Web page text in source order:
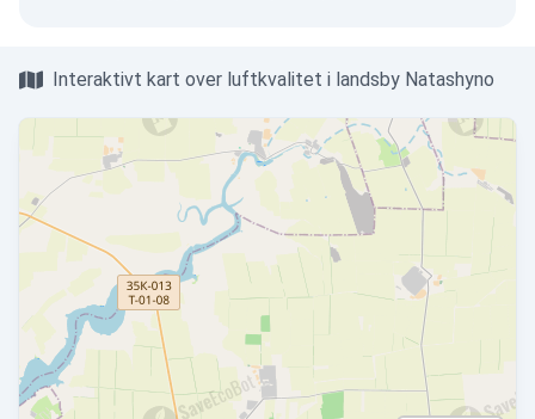
Interaktivt kart over luftkvalitet i landsby Natashyno